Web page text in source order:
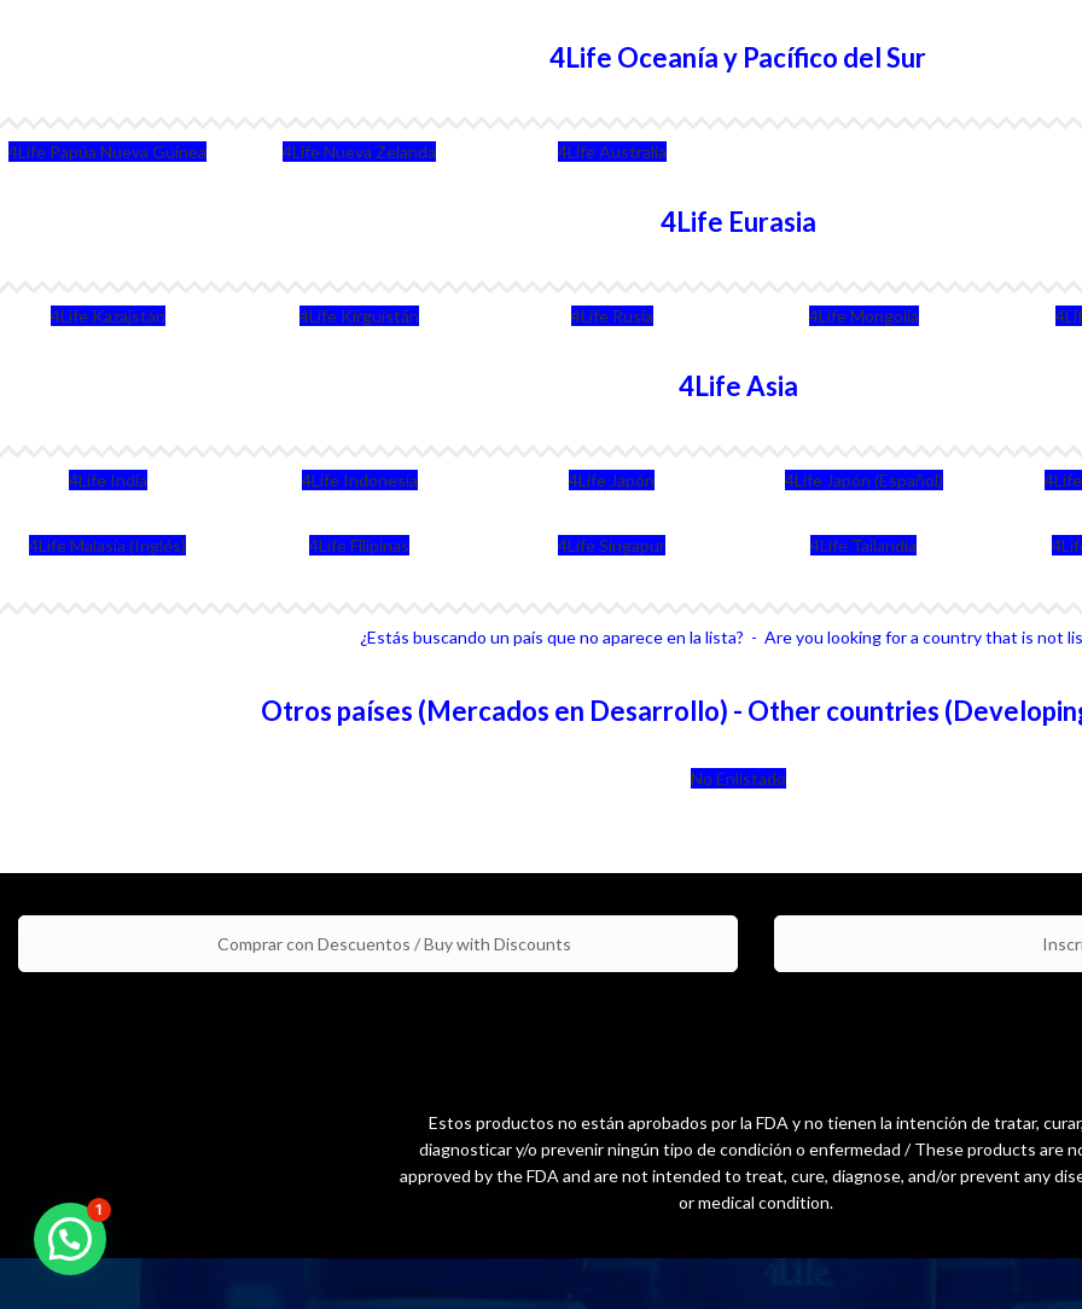
4Life Oceanía y Pacífico del Sur
4Life Papúa Nueva Guinea 4Life Nueva Zelanda 4Life Australia
4Life Eurasia
4Life Kazajstán 4Life Kirguistán 4Life Rusia 4Life Mongolia
4Life Asia
4Life India 4Life Indonesia 4Life Japón 4Life Japón (Español)
4Life Malasia (Inglés) 4Life Filipinas 4Life Singapur 4Life Tailandia
¿Estás buscando un país que no aparece en la lista? - Are you looking for a country that is not
Otros países (Mercados en Desarrollo) - Other countries
No Enlistado
Comprar con Descuentos / Buy with Discounts
Estos productos no están aprobados por la FDA y no tienen la intención de tratar, curar,
diagnosticar y/o prevenir ningún tipo de condición o enfermedad / These products are
approved by the FDA and are not intended to treat, cure, diagnose, and/or prevent any
or medical condition.
1